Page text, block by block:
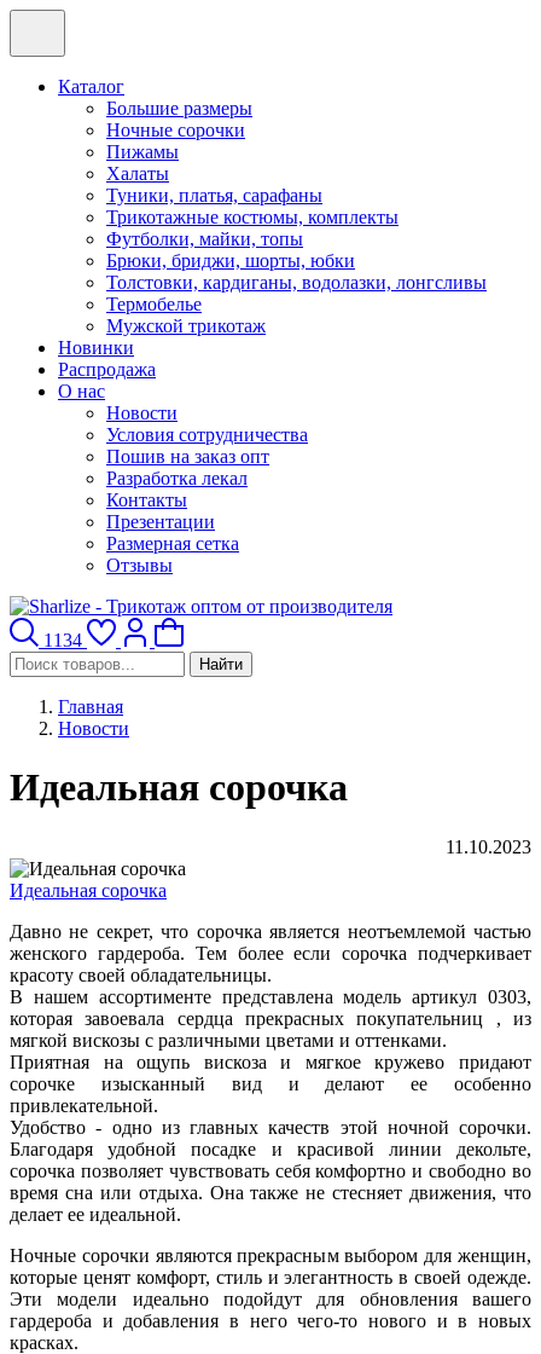
Каталог
Большие размеры
Ночные сорочки
Пижамы
Халаты
Туники, платья, сарафаны
Трикотажные костюмы, комплекты
Футболки, майки, топы
Брюки, бриджи, шорты, юбки
Толстовки, кардиганы, водолазки, лонгсливы
Термобелье
Мужской трикотаж
Новинки
Распродажа
О нас
Новости
Условия сотрудничества
Пошив на заказ опт
Разработка лекал
Контакты
Презентации
Размерная сетка
Отзывы
1134
Найти
Главная
Новости
Идеальная сорочка
11.10.2023
Идеальная сорочка
Давно не секрет, что сорочка является неотъемлемой частью
женского гардероба. Тем более если сорочка подчеркивает
красоту своей обладательницы.
В нашем ассортименте представлена модель артикул 0303,
которая завоевала сердца прекрасных покупательниц , из
мягкой вискозы с различными цветами и оттенками.
Приятная на ощупь вискоза и мягкое кружево придают
сорочке изысканный вид и делают ее особенно
привлекательной.
Удобство - одно из главных качеств этой ночной сорочки.
Благодаря удобной посадке и красивой линии декольте,
сорочка позволяет чувствовать себя комфортно и свободно во
время сна или отдыха. Она также не стесняет движения, что
делает ее идеальной.
Ночные сорочки являются прекрасным выбором для женщин,
которые ценят комфорт, стиль и элегантность в своей одежде.
Эти модели идеально подойдут для обновления вашего
гардероба и добавления в него чего-то нового и в новых
красках.